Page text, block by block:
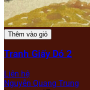
Thêm vào giỏ
Tranh Giấy Dó 2
Liên hệ
Nguyễn Quang Trung